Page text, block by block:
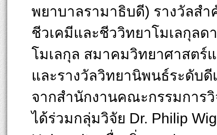
พยาบาลรามาธิบดี) รางวัลส
ชีวเคมีและชีววิทยาโมเลกุลด
โมเลกุล สมาคมวิทยาศาสตร์
และรางวัลวิทยานิพนธ์ระดับ
จากสำนักงานคณะกรรมการ
ได้ร่วมกลุ่มวิจัย Dr. Philip